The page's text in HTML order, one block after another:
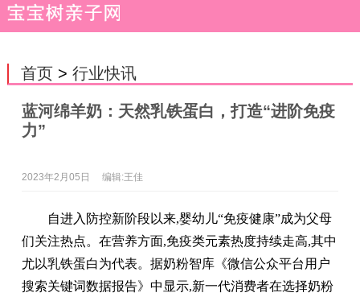
首页> 行业快讯
蓝河绵羊奶：天然乳铁蛋白，打造“进阶免疫
力”
2023年2月05日 编辑:王佳
自进入防控新阶段以来,婴幼儿“免疫健康”成为父母
们关注热点。在营养方面,免疫类元素热度持续走高,其中
尤以乳铁蛋白为代表。据奶粉智库《微信公众平台用户
搜索关键词数据报告》中显示,新一代消费者在选择奶粉